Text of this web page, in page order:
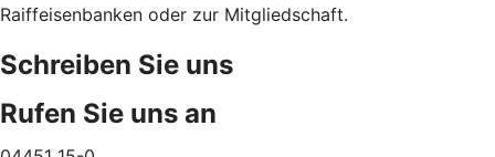
Raiffeisenbanken oder zur Mitgliedschaft.
Schreiben Sie uns
Rufen Sie uns an